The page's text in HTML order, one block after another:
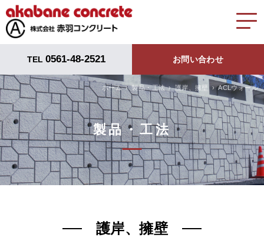
TEL 0561-48-2521 お問い合わせ
ホーム 製品・工法 護岸、擁壁 ACLウォール
製品・工法
護岸、擁壁